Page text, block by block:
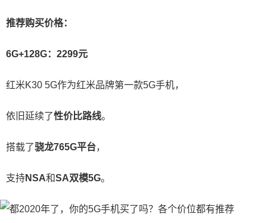
推荐购买价格：
6G+128G：2299元
红米K30 5G作为红米品牌第一款5G手机，
依旧延续了性价比路线。
搭载了骁龙765G平台，
支持NSA和SA双模5G。